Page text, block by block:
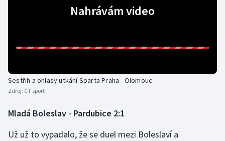
Nahrávám video
Sestřih a ohlasy utkání Sparta Praha - Olomouc
Zdroj: ČT sport
Mladá Boleslav - Pardubice 2:1
Už už to vypadalo, že se duel mezi Boleslaví a